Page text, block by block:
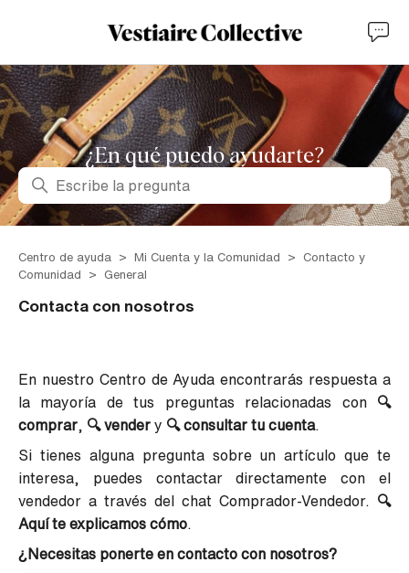
¿En qué puedo ayudarte?
Búsqueda
Centro de ayuda Mi Cuenta y la Comunidad
Contacto y
Comunidad
General
Contacta con nosotros
En nuestro Centro de Ayuda encontrarás respuesta a
la mayoría de tus preguntas relacionadas con 🔍
comprar
🔍 vender y 🔍 consultar tu cuenta
Si tienes alguna pregunta sobre un artículo que te
interesa, puedes contactar directamente con el
vendedor a través del chat Comprador-Vendedor. 🔍
Aquí te explicamos cómo
¿Necesitas ponerte en contacto con nosotros?